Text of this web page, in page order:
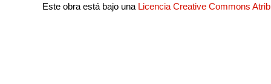
Este obra está bajo una Licencia Creative Commons